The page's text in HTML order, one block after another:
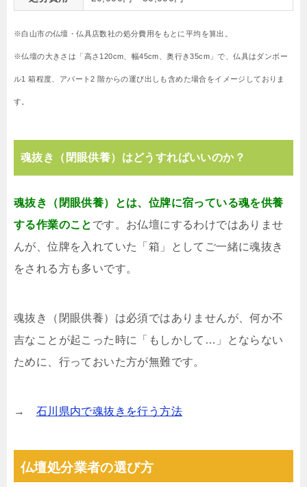
※白山市の仏壇・仏具店数社の処分費用をもとに平均を算出。
※仏壇の大きさは「高さ120cm、幅45cm、奥行き35cm」で、仏具はダンボー
ル1 箱程度、アパート2 階からの運び出しも含めた場合をイメージしておりま
す。
魂抜き（閉眼供養）はどうすればいいのか？
魂抜き（閉眼供養）とは、位牌に宿っている魂を供養
する作業のこと です。お仏壇にするわけではありませ
んが、位牌を入れていた「箱」としてご一緒に魂抜き
をされる方も多いです。
魂抜き（閉眼供養）は必須ではありませんが、何か不
吉なことが起こった時に「もしかして…」とならない
ために、行っておいた方が無難です。
→ 石川県内で魂抜きを行う方法
仏壇処分業者の選び方